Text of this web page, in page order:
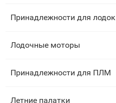
Принадлежности для лодок
Лодочные моторы
Принадлежности для ПЛМ
Летние палатки